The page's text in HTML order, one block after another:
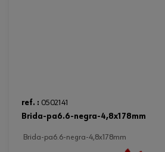
ref. : 0502141
brida-pa6.6-negra-4,8x178mm
brida-pa6.6-negra-4,8x178mm